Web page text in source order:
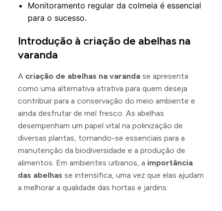
Monitoramento regular da colmeia é essencial
para o sucesso.
Introdução à criação de abelhas na
varanda
A criação de abelhas na varanda se apresenta
como uma alternativa atrativa para quem deseja
contribuir para a conservação do meio ambiente e
ainda desfrutar de mel fresco. As abelhas
desempenham um papel vital na polinização de
diversas plantas, tornando-se essenciais para a
manutenção da biodiversidade e a produção de
alimentos. Em ambientes urbanos, a importância
das abelhas se intensifica, uma vez que elas ajudam
a melhorar a qualidade das hortas e jardins.